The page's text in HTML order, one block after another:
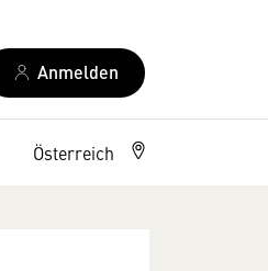
Anmelden
Österreich